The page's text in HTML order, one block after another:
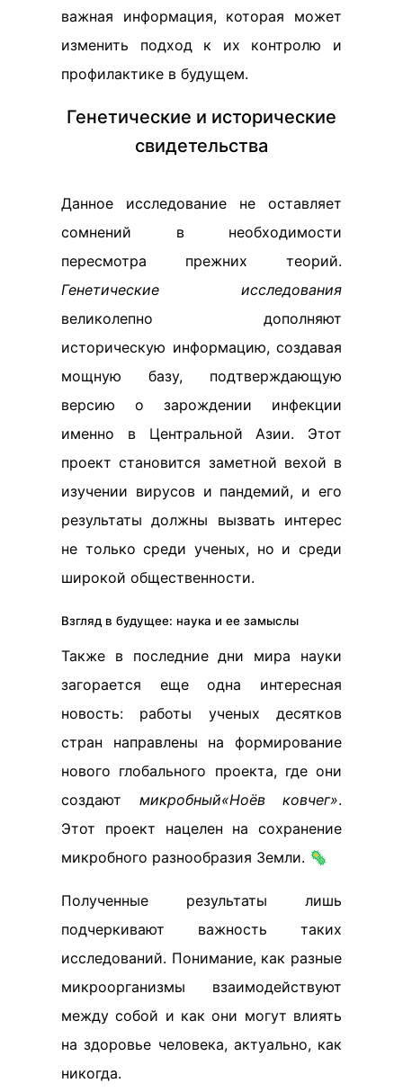
важная информация, которая может
изменить подход к их контролю и
профилактике в будущем.
Генетические и исторические
свидетельства
Данное исследование не оставляет
сомнений в необходимости
пересмотра прежних теорий.
Генетические исследования
великолепно дополняют
историческую информацию, создавая
мощную базу, подтверждающую
версию о зарождении инфекции
именно в Центральной Азии. Этот
проект становится заметной вехой в
изучении вирусов и пандемий, и его
результаты должны вызвать интерес
не только среди ученых, но и среди
широкой общественности.
Взгляд в будущее: наука и ее замыслы
Также в последние дни мира науки
загорается еще одна интересная
новость: работы ученых десятков
стран направлены на формирование
нового глобального проекта, где они
создают микробный«Ноёв ковчег».
Этот проект нацелен на сохранение
микробного разнообразия Земли. 🦠
Полученные результаты лишь
подчеркивают важность таких
исследований. Понимание, как разные
микроорганизмы взаимодействуют
между собой и как они могут влиять
на здоровье человека, актуально, как
никогда.